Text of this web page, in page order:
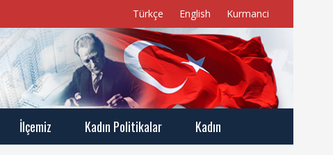
Türkçe English Kurmanci
İlçemiz Kadın Politikalar Kadın